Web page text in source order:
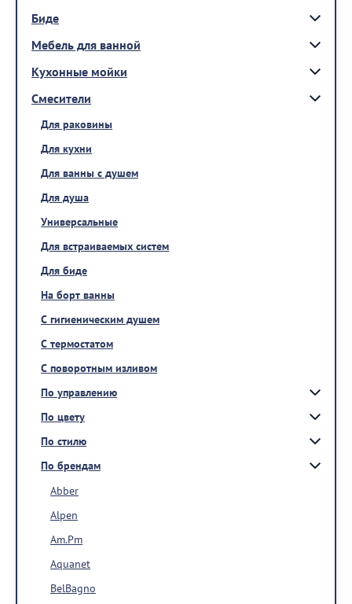
Биде
Мебель для ванной
Кухонные мойки
Смесители
Для раковины
Для кухни
Для ванны с душем
Для душа
Универсальные
Для встраиваемых систем
Для биде
На борт ванны
С гигиеническим душем
С термостатом
С поворотным изливом
По управлению
По цвету
По стилю
По брендам
Abber
Alpen
Am.Pm
Aquanet
BelBagno